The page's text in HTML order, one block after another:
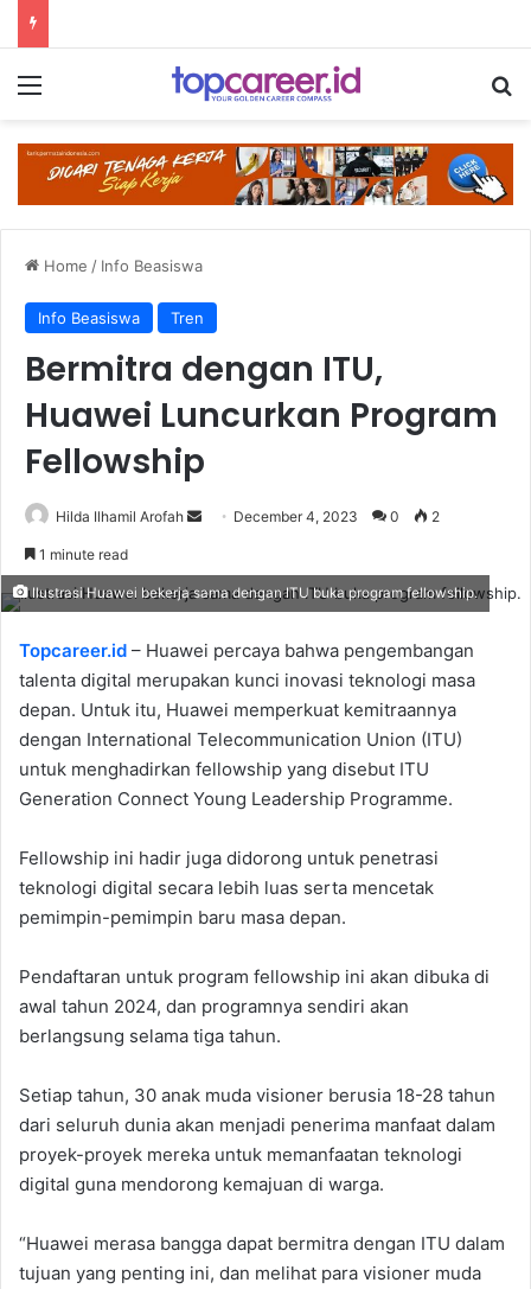
Menu
Home / Info Beasiswa
Info Beasiswa Tren
Bermitra dengan ITU,
Huawei Luncurkan Program
Fellowship
Hilda Ilhamil Arofah
Send
email
December 4, 2023 0 2
1 minute read
Ilustrasi Huawei bekerja sama dengan ITU buka program fellowship.
Topcareer.id – Huawei percaya bahwa pengembangan
talenta digital merupakan kunci inovasi teknologi masa
depan. Untuk itu, Huawei memperkuat kemitraannya
dengan International Telecommunication Union (ITU)
untuk menghadirkan fellowship yang disebut ITU
Generation Connect Young Leadership Programme.
Fellowship ini hadir juga didorong untuk penetrasi
teknologi digital secara lebih luas serta mencetak
pemimpin-pemimpin baru masa depan.
Pendaftaran untuk program fellowship ini akan dibuka di
awal tahun 2024, dan programnya sendiri akan
berlangsung selama tiga tahun.
Setiap tahun, 30 anak muda visioner berusia 18-28 tahun
dari seluruh dunia akan menjadi penerima manfaat dalam
proyek-proyek mereka untuk memanfaatan teknologi
digital guna mendorong kemajuan di warga.
“Huawei merasa bangga dapat bermitra dengan ITU dalam
tujuan yang penting ini, dan melihat para visioner muda